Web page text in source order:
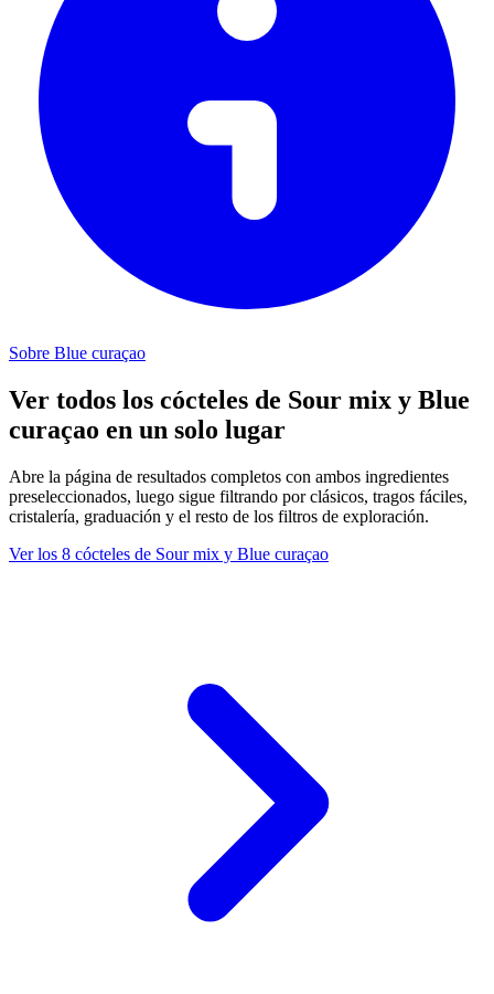
Sobre Blue curaçao
Ver todos los cócteles de Sour mix y Blue
curaçao en un solo lugar
Abre la página de resultados completos con ambos ingredientes
preseleccionados, luego sigue filtrando por clásicos, tragos fáciles,
cristalería, graduación y el resto de los filtros de exploración.
Ver los 8 cócteles de Sour mix y Blue curaçao